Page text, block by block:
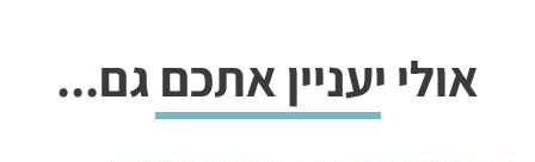
אולי יעניין אתכם גם...